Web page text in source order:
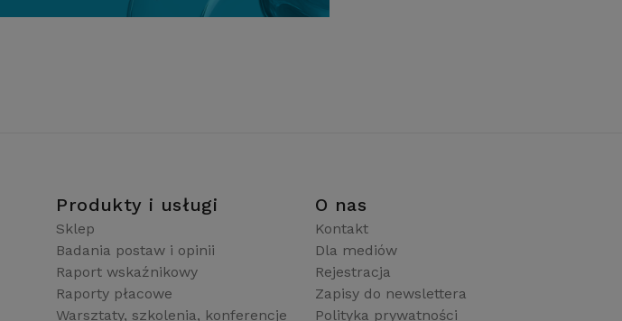
Produkty i usługi
Sklep
Badania postaw i opinii
Raport wskaźnikowy
Raporty płacowe
Warsztaty, szkolenia, konferencje
O nas
Kontakt
Dla mediów
Rejestracja
Zapisy do newslettera
Polityka prywatności